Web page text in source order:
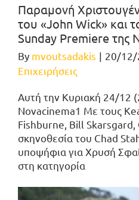
Παραμονή
του «John Wick» και
Sunday Premiere της
By mvoutsadakis | 20/12/
Επιχειρήσεις
Αυτή την Κυριακή 24/12
Novacinema1 Με τους
Fishburne, Bill Skarsgard,
σκηνοθεσία του Chad
υποψήφια για Χρυσή
στη κατηγορία